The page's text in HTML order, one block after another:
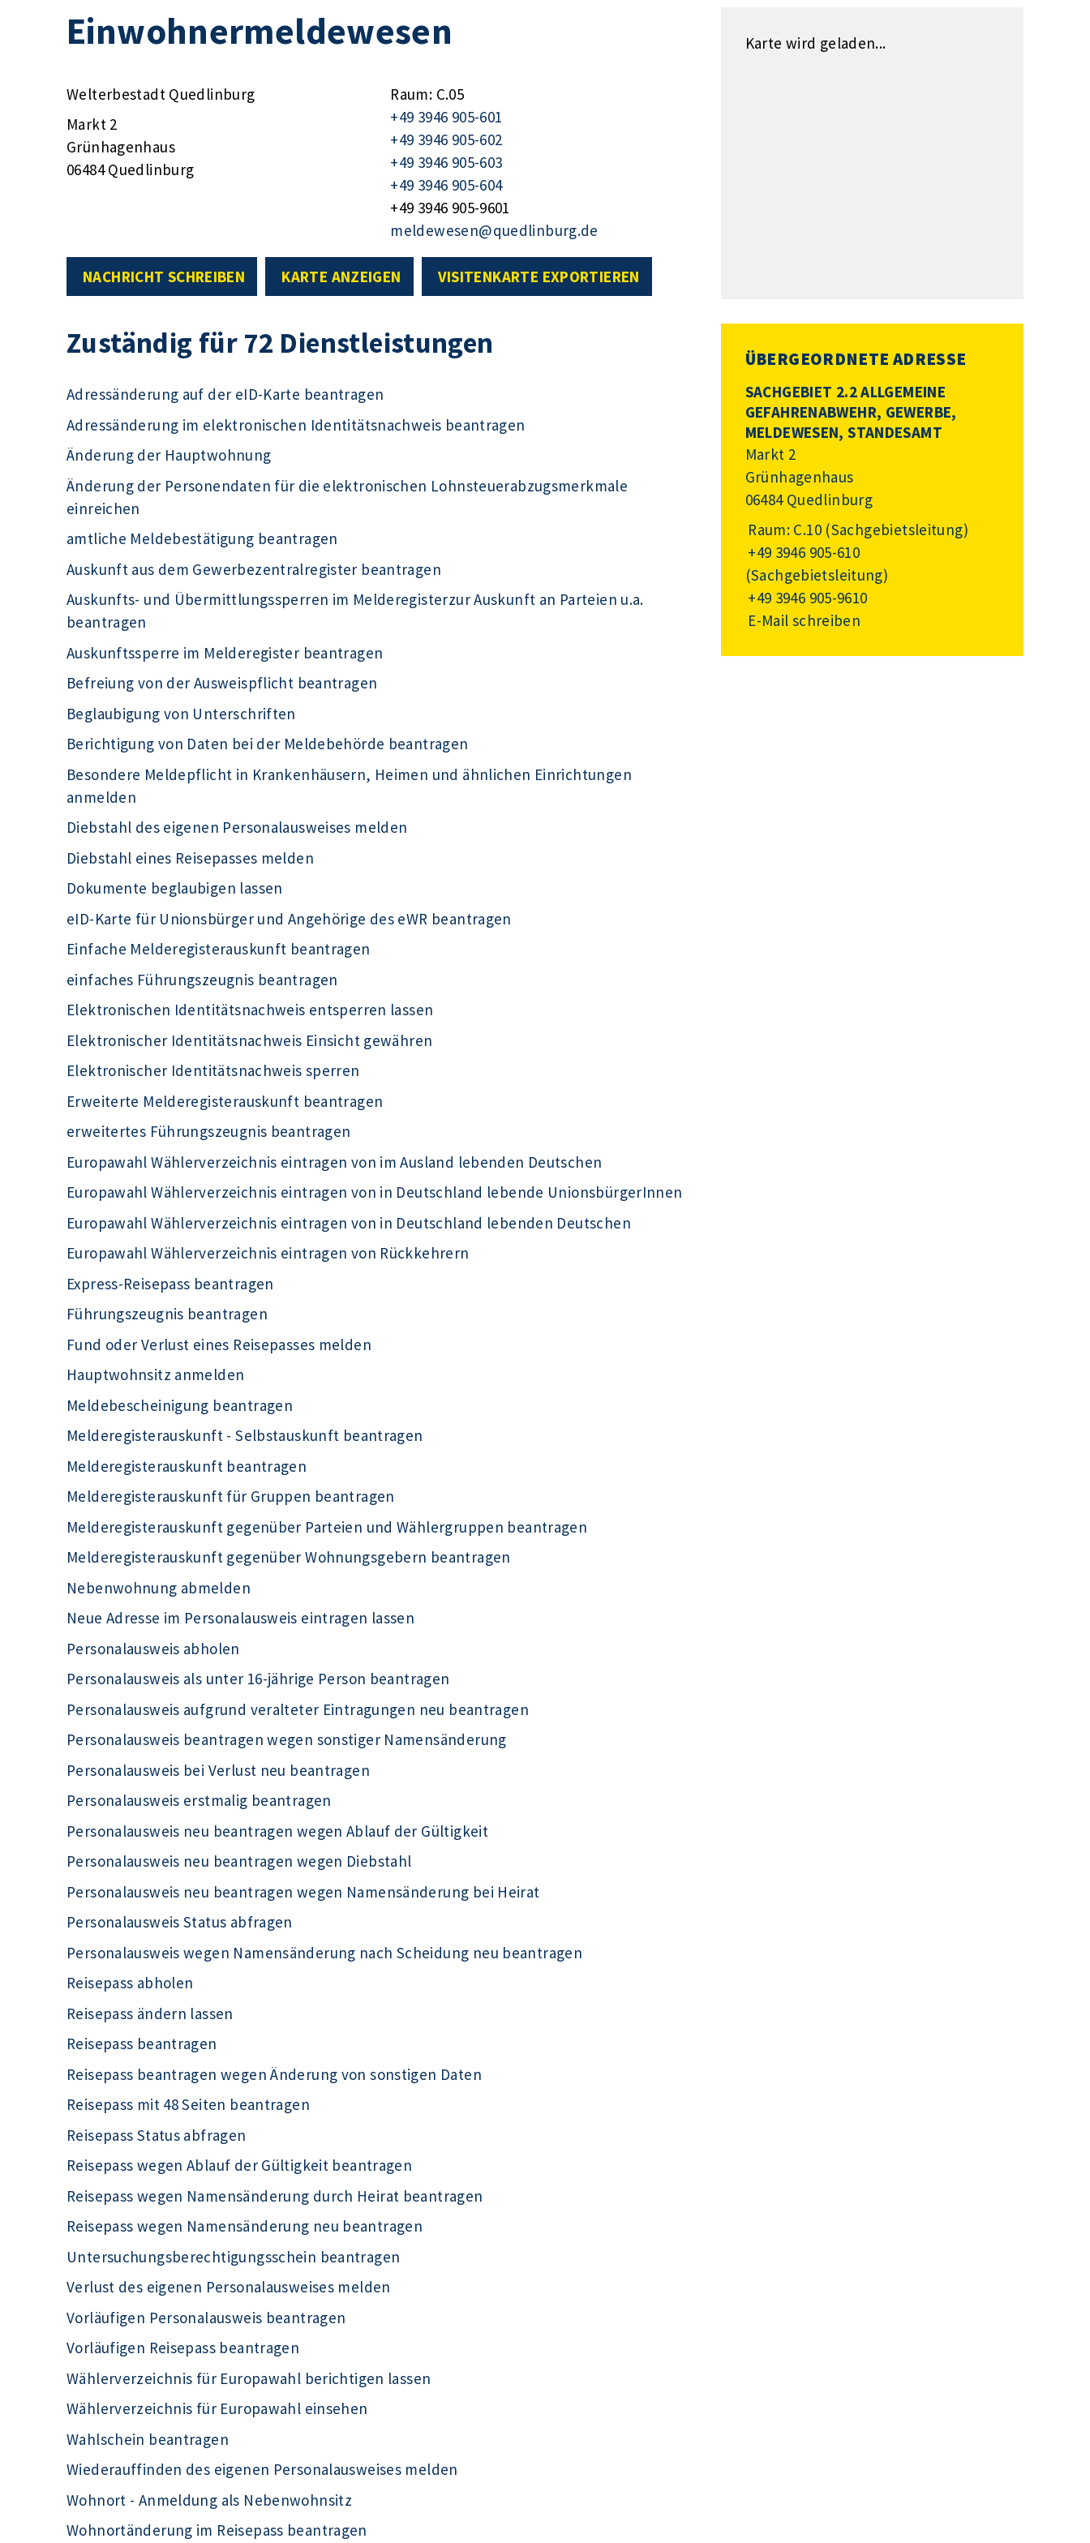
Einwohnermeldewesen
Welterbestadt Quedlinburg
Markt 2
Grünhagenhaus
06484 Quedlinburg
Raum: C.05
+49 3946 905-601
+49 3946 905-602
+49 3946 905-603
+49 3946 905-604
+49 3946 905-9601
meldewesen@quedlinburg.de
NACHRICHT SCHREIBEN KARTE ANZEIGEN VISITENKARTE EXPORTIEREN
Zuständig für 72 Dienstleistungen
Adressänderung auf der eID-Karte beantragen
Adressänderung im elektronischen Identitätsnachweis beantragen
Änderung der Hauptwohnung
Änderung der Personendaten für die elektronischen Lohnsteuerabzugsmerkmale
einreichen
amtliche Meldebestätigung beantragen
Auskunft aus dem Gewerbezentralregister beantragen
Auskunfts- und Übermittlungssperren im Melderegisterzur Auskunft an Parteien u.a.
beantragen
Auskunftssperre im Melderegister beantragen
Befreiung von der Ausweispflicht beantragen
Beglaubigung von Unterschriften
Berichtigung von Daten bei der Meldebehörde beantragen
Besondere Meldepflicht in Krankenhäusern, Heimen und ähnlichen Einrichtungen
anmelden
Diebstahl des eigenen Personalausweises melden
Diebstahl eines Reisepasses melden
Dokumente beglaubigen lassen
eID-Karte für Unionsbürger und Angehörige des eWR beantragen
Einfache Melderegisterauskunft beantragen
einfaches Führungszeugnis beantragen
Elektronischen Identitätsnachweis entsperren lassen
Elektronischer Identitätsnachweis Einsicht gewähren
Elektronischer Identitätsnachweis sperren
Erweiterte Melderegisterauskunft beantragen
erweitertes Führungszeugnis beantragen
Europawahl Wählerverzeichnis eintragen von im Ausland lebenden Deutschen
Europawahl Wählerverzeichnis eintragen von in Deutschland lebende UnionsbürgerInnen
Europawahl Wählerverzeichnis eintragen von in Deutschland lebenden Deutschen
Europawahl Wählerverzeichnis eintragen von Rückkehrern
Express-Reisepass beantragen
Führungszeugnis beantragen
Fund oder Verlust eines Reisepasses melden
Hauptwohnsitz anmelden
Meldebescheinigung beantragen
Melderegisterauskunft - Selbstauskunft beantragen
Melderegisterauskunft beantragen
Melderegisterauskunft für Gruppen beantragen
Melderegisterauskunft gegenüber Parteien und Wählergruppen beantragen
Melderegisterauskunft gegenüber Wohnungsgebern beantragen
Nebenwohnung abmelden
Neue Adresse im Personalausweis eintragen lassen
Personalausweis abholen
Personalausweis als unter 16-jährige Person beantragen
Personalausweis aufgrund veralteter Eintragungen neu beantragen
Personalausweis beantragen wegen sonstiger Namensänderung
Personalausweis bei Verlust neu beantragen
Personalausweis erstmalig beantragen
Personalausweis neu beantragen wegen Ablauf der Gültigkeit
Personalausweis neu beantragen wegen Diebstahl
Personalausweis neu beantragen wegen Namensänderung bei Heirat
Personalausweis Status abfragen
Personalausweis wegen Namensänderung nach Scheidung neu beantragen
Reisepass abholen
Reisepass ändern lassen
Reisepass beantragen
Reisepass beantragen wegen Änderung von sonstigen Daten
Reisepass mit 48 Seiten beantragen
Reisepass Status abfragen
Reisepass wegen Ablauf der Gültigkeit beantragen
Reisepass wegen Namensänderung durch Heirat beantragen
Reisepass wegen Namensänderung neu beantragen
Untersuchungsberechtigungsschein beantragen
Verlust des eigenen Personalausweises melden
Vorläufigen Personalausweis beantragen
Vorläufigen Reisepass beantragen
Wählerverzeichnis für Europawahl berichtigen lassen
Wählerverzeichnis für Europawahl einsehen
Wahlschein beantragen
Wiederauffinden des eigenen Personalausweises melden
Wohnort - Anmeldung als Nebenwohnsitz
Wohnortänderung im Reisepass beantragen
Karte wird geladen...
ÜBERGEORDNETE ADRESSE
SACHGEBIET 2.2 ALLGEMEINE
GEFAHRENABWEHR, GEWERBE,
MELDEWESEN, STANDESAMT
Markt 2
Grünhagenhaus
06484 Quedlinburg
Raum: C.10 (Sachgebietsleitung)
+49 3946 905-610
(Sachgebietsleitung)
+49 3946 905-9610
E-Mail schreiben